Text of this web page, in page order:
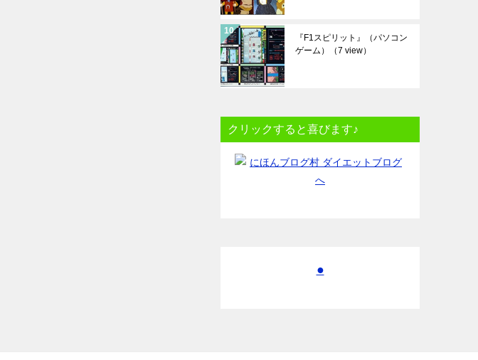
『F1スピリット』（パソコン
ゲーム）
（7 view）
クリックすると喜びます♪
●